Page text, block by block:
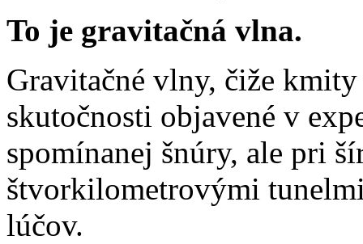
To je gravitačná vlna.
Gravitačné vlny, čiže
skutočnosti objavené v
spomínanej šnúry, ale pri
štvorkilometrovými
lúčov.